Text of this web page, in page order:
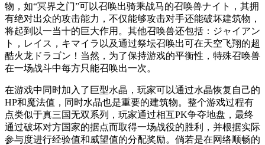
物，如“冥界之门”可以召唤出骑乘战马的召唤兽ナイト，其拥
有绝对出众的攻击能力，不仅能够攻击对手还能破坏建筑物，
将起到以一当十的巨大作用。其他召唤兽还包括：ジャイアン
ト，レイス，キマイラ以及通过祭坛召唤出可在天空飞翔的超
酷火龙ドラゴン！当然，为了保持游戏的平衡性，特殊召唤兽
在一场战斗中每方只能召唤出一次。
在游戏中同时加入了巨型水晶，玩家可以通过水晶恢复自己的
HP和魔法值，同时水晶也是重要的建筑物。整个游戏过程有
点类似于真三国无双系列，玩家通过相互PK争夺地盘，最终
通过破坏对方国家的据点而取得一场战役的胜利，并根据实际
参与度进行经验值和威望值的分配奖励。倘若是在网络顺畅的